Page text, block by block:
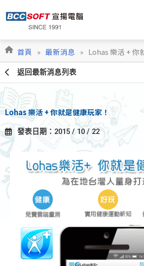
至
內
容
首頁 » 最新消息 » Lohas 樂活 + 你
返回最新消息列表
Lohas 樂活 + 你就是健康玩家！
發表日期：2015 / 10 / 22